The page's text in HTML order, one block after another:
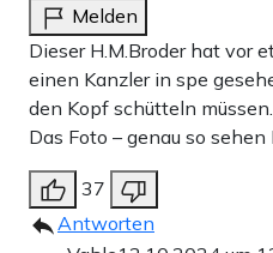
Melden
Dieser H.M.Broder hat vor
einen Kanzler in spe
den Kopf schütteln
Das Foto – genau so sehen
37
Antworten